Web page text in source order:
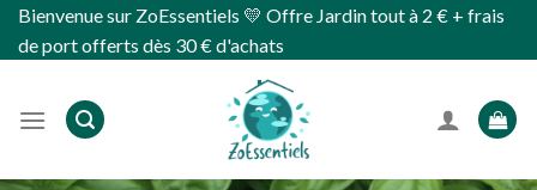
SkipBienvenue sur ZoEssentiels 💛 Offre Jardin tout à 2 € + frais
de port offerts dès 30 € d'achats